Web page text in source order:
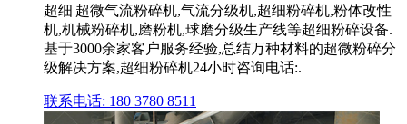
超细|超微气流粉碎机,气流分级机,超细粉碎机,粉体改性
机,机械粉碎机,磨粉机,球磨分级生产线等超细粉碎设备.
基于3000余家客户服务经验,总结万种材料的超微粉碎分
级解决方案,超细粉碎机24小时咨询电话:.
联系电话: 180 3780 8511